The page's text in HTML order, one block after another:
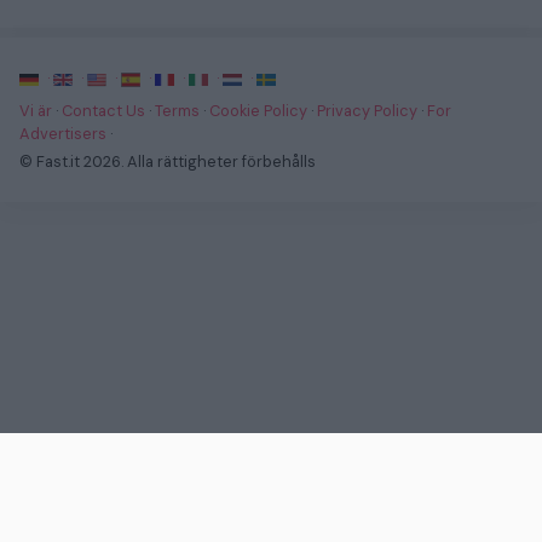
· · · · · ·
·
Vi är · Contact Us ·Terms · Cookie Policy · Privacy Policy · For
Advertisers ·
© Fast.it 2026. Alla rättigheter förbehålls